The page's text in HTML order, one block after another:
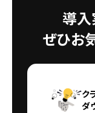
導入
ぜひお
ク
ダ